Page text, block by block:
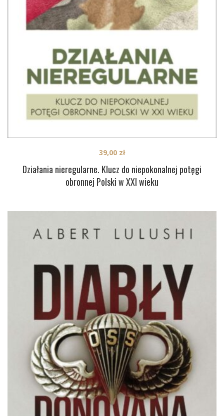
Działania nieregularne. Klucz do niepokonalnej potęgi
obronnej Polski w XXI wieku
39,00 zł